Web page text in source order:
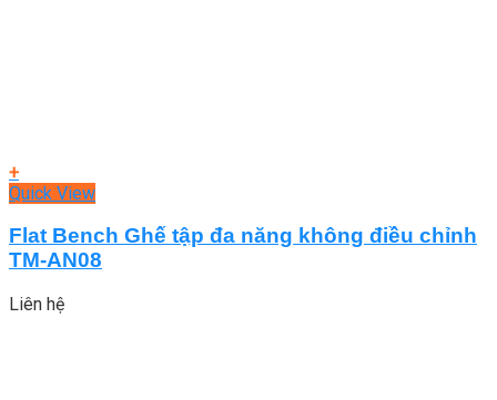
+
Quick View
Flat Bench Ghế tập đa năng không điều chỉnh
TM-AN08
Liên hệ